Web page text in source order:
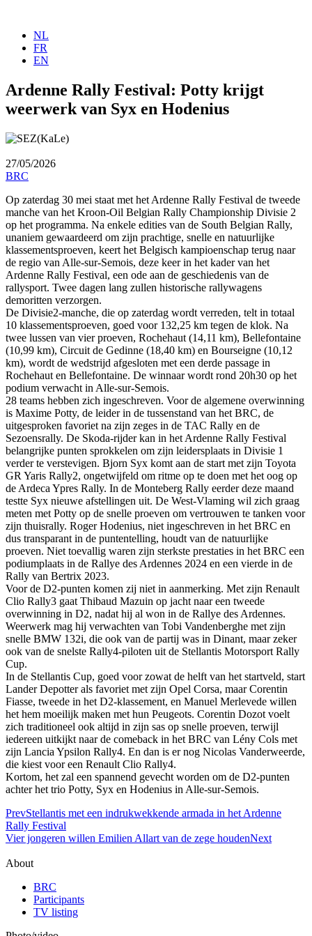
contentNL
FR
EN
Ardenne Rally Festival: Potty krijgt
weerwerk van Syx en Hodenius
27/05/2026
BRC
Op zaterdag 30 mei staat met het Ardenne Rally Festival de tweede
manche van het Kroon-Oil Belgian Rally Championship Divisie 2
op het programma. Na enkele edities van de South Belgian Rally,
unaniem gewaardeerd om zijn prachtige, snelle en natuurlijke
klassementsproeven, keert het Belgisch kampioenschap terug naar
de regio van Alle-sur-Semois, deze keer in het kader van het
Ardenne Rally Festival, een ode aan de geschiedenis van de
rallysport. Twee dagen lang zullen historische rallywagens
demoritten verzorgen.
De Divisie2-manche, die op zaterdag wordt verreden, telt in totaal
10 klassementsproeven, goed voor 132,25 km tegen de klok. Na
twee lussen van vier proeven, Rochehaut (14,11 km), Bellefontaine
(10,99 km), Circuit de Gedinne (18,40 km) en Bourseigne (10,12
km), wordt de wedstrijd afgesloten met een derde passage in
Rochehaut en Bellefontaine. De winnaar wordt rond 20h30 op het
podium verwacht in Alle-sur-Semois.
28 teams hebben zich ingeschreven. Voor de algemene overwinning
is Maxime Potty, de leider in de tussenstand van het BRC, de
uitgesproken favoriet na zijn zeges in de TAC Rally en de
Sezoensrally. De Skoda-rijder kan in het Ardenne Rally Festival
belangrijke punten sprokkelen om zijn leidersplaats in Divisie 1
verder te verstevigen. Bjorn Syx komt aan de start met zijn Toyota
GR Yaris Rally2, ongetwijfeld om ritme op te doen met het oog op
de Ardeca Ypres Rally. In de Monteberg Rally eerder deze maand
testte Syx nieuwe afstellingen uit. De West-Vlaming wil zich graag
meten met Potty op de snelle proeven om vertrouwen te tanken voor
zijn thuisrally. Roger Hodenius, niet ingeschreven in het BRC en
dus transparant in de puntentelling, houdt van de natuurlijke
proeven. Niet toevallig waren zijn sterkste prestaties in het BRC een
podiumplaats in de Rallye des Ardennes 2024 en een vierde in de
Rally van Bertrix 2023.
Voor de D2-punten komen zij niet in aanmerking. Met zijn Renault
Clio Rally3 gaat Thibaud Mazuin op jacht naar een tweede
overwinning in D2, nadat hij al won in de Rallye des Ardennes.
Weerwerk mag hij verwachten van Tobi Vandenberghe met zijn
snelle BMW 132i, die ook van de partij was in Dinant, maar zeker
ook van de snelste Rally4-piloten uit de Stellantis Motorsport Rally
Cup.
In de Stellantis Cup, goed voor zowat de helft van het startveld, start
Lander Depotter als favoriet met zijn Opel Corsa, maar Corentin
Fiasse, tweede in het D2-klassement, en Manuel Merlevede willen
het hem moeilijk maken met hun Peugeots. Corentin Dozot voelt
zich traditioneel ook altijd in zijn sas op snelle proeven, terwijl
iedereen uitkijkt naar de comeback in het BRC van Lény Cols met
zijn Lancia Ypsilon Rally4. En dan is er nog Nicolas Vanderweerde,
die kiest voor een Renault Clio Rally4.
Kortom, het zal een spannend gevecht worden om de D2-punten
achter het trio Potty, Syx en Hodenius in Alle-sur-Semois.
PrevStellantis met een indrukwekkende armada in het Ardenne
Rally Festival
Vier jongeren willen Emilien Allart van de zege houdenNext
About
BRC
Participants
TV listing